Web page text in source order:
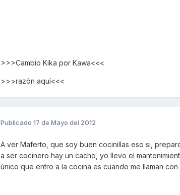
>>>Cambio Kika por Kawa<<<
>>>razòn aquí<<<
Publicado 17 de Mayo del 2012
A ver Maferto, que soy buen cocinillas eso si,
a ser cocinero hay un cacho, yo llevo el
único que entro a la cocina es cuando me llaman